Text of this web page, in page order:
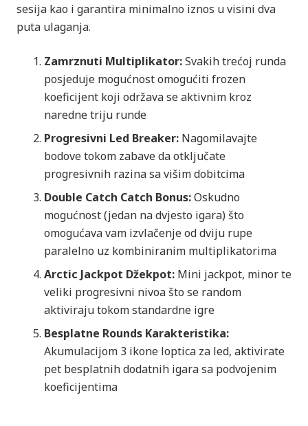
sesija kao i garantira minimalno iznos u visini dva
puta ulaganja.
Zamrznuti Multiplikator:Svakih trećoj runda
posjeduje mogućnost omogućiti frozen
koeficijent koji održava se aktivnim kroz
naredne triju runde
Progresivni Led Breaker: Nagomilavajte
bodove tokom zabave da otključate
progresivnih razina sa višim dobitcima
Double Catch Catch Bonus:Oskudno
mogućnost (jedan na dvjesto igara) što
omogućava vam izvlačenje od dviju rupe
paralelno uz kombiniranim multiplikatorima
Arctic Jackpot Džekpot: Mini jackpot, minor te
veliki progresivni nivoa što se random
aktiviraju tokom standardne igre
Besplatne Rounds Karakteristika:
Akumulacijom 3 ikone loptica za led, aktivirate
pet besplatnih dodatnih igara sa podvojenim
koeficijentima